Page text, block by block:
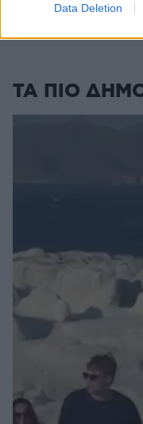
Data Deletion
ΔΕΙΤΕ ΟΛΕΣ ΤΙΣ
ΤΑ ΠΙΟ